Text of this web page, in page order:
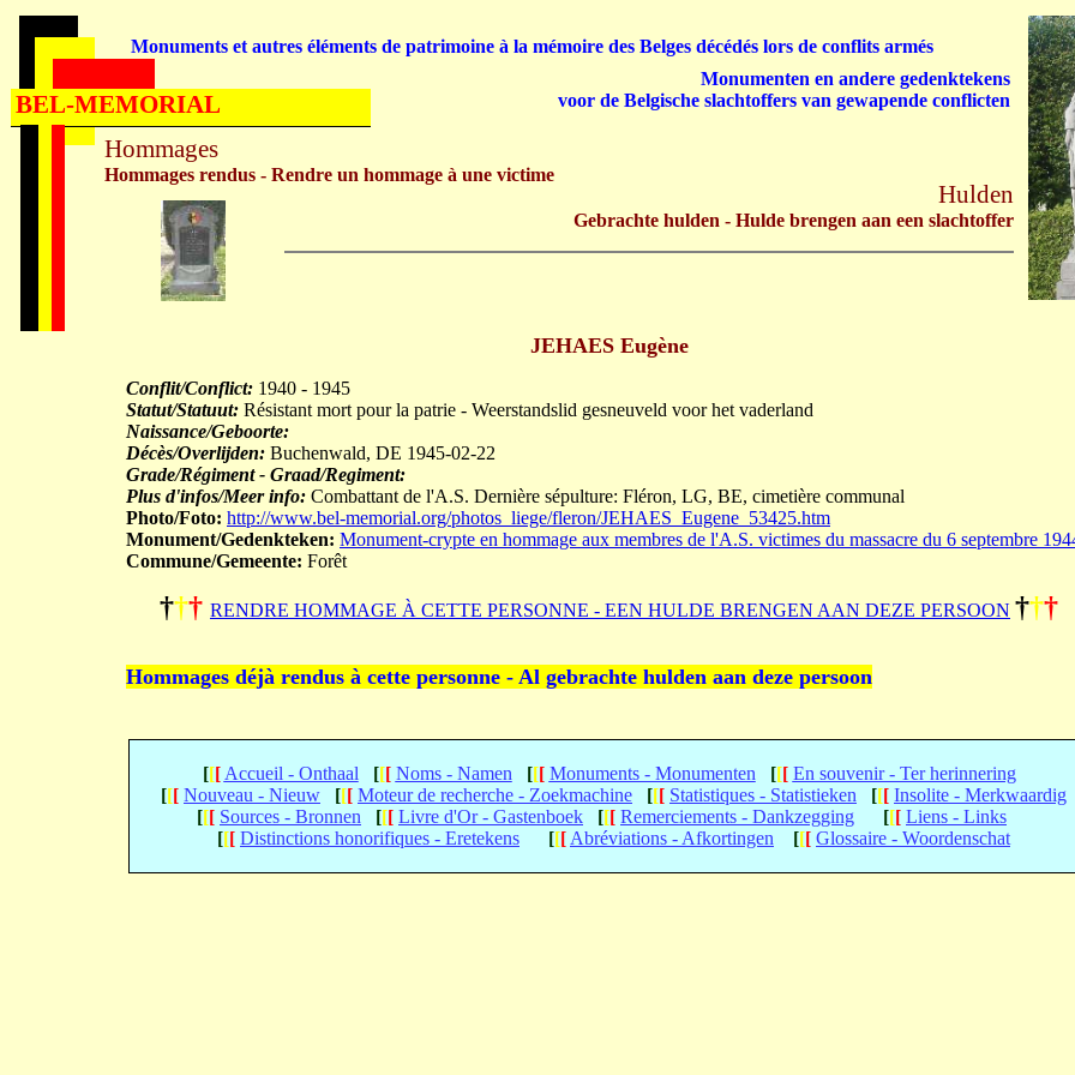
JEHAES Eugène
Conflit/Conflict: 1940 - 1945
Statut/Statuut: Résistant mort pour la patrie - Weerstandslid gesneuveld voor het vaderland
Naissance/Geboorte:
Décès/Overlijden: Buchenwald, DE 1945-02-22
Grade/Régiment - Graad/Regiment:
Plus d'infos/Meer info: Combattant de l'A.S. Dernière sépulture: Fléron, LG, BE, cimetière communal
Photo/Foto: http://www.bel-memorial.org/photos_liege/fleron/JEHAES_Eugene_53425.htm
Monument/Gedenkteken: Monument-crypte en hommage aux membres de l'A.S. victimes du massacre du 6 septembre
Commune/Gemeente: Forêt
††† RENDRE HOMMAGE À CETTE PERSONNE - EEN HULDE BRENGEN AAN DEZE PERSOON †††
Hommages déjà rendus à cette personne - Al gebrachte hulden aan deze persoon
[[[ Accueil - Onthaal [[[ Noms - Namen [[[ Monuments - Monumenten [[[ En souvenir - Ter herinnering
[[[ Nouveau - Nieuw [[[ Moteur de recherche - Zoekmachine [[[ Statistiques - Statistieken [[[ Insolite - Merkwaardig
[[[ Sources - Bronnen [[[ Livre d'Or - Gastenboek [[[ Remerciements - Dankzegging [[[ Liens - Links
[[[ Distinctions honorifiques - Eretekens [[[ Abréviations - Afkortingen [[[ Glossaire - Woordenschat
Hommages
Hommages rendus - Rendre un hommage à une victime
Hulden
Gebrachte hulden - Hulde brengen aan een slachtoffer
Monuments et autres éléments de patrimoine à la mémoire des Belges décédés lors de conflits armés
Monumenten en andere gedenktekens
voor de Belgische slachtoffers van gewapende conflicten
BEL-MEMORIAL